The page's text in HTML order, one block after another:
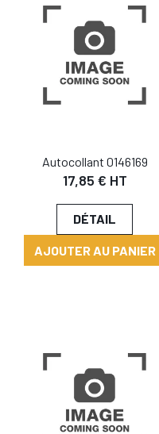
Autocollant 0146169
17,85 € HT
DÉTAIL
AJOUTER AU PANIER